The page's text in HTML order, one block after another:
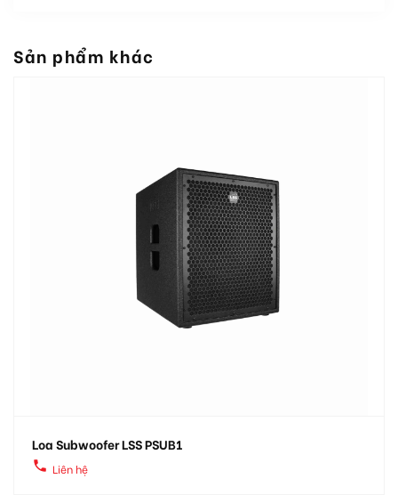
Sản phẩm khác
Loa Subwoofer LSS PSUB1
local_phone Liên hệ